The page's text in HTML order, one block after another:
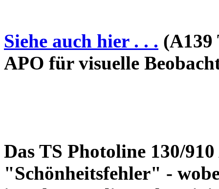
Siehe auch hier . . . (A139
APO für visuelle
Das TS Photoline 130/
"Schönheitsfehler" -